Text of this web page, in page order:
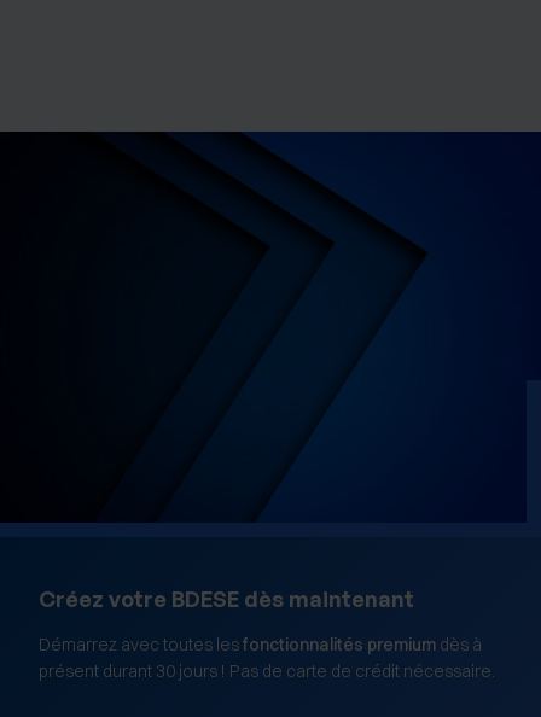
Créez votre BDESE dès maintenant
Démarrez avec toutes lesfonctionnalités premium dès à
présent durant 30 jours ! Pas de carte de crédit nécessaire.